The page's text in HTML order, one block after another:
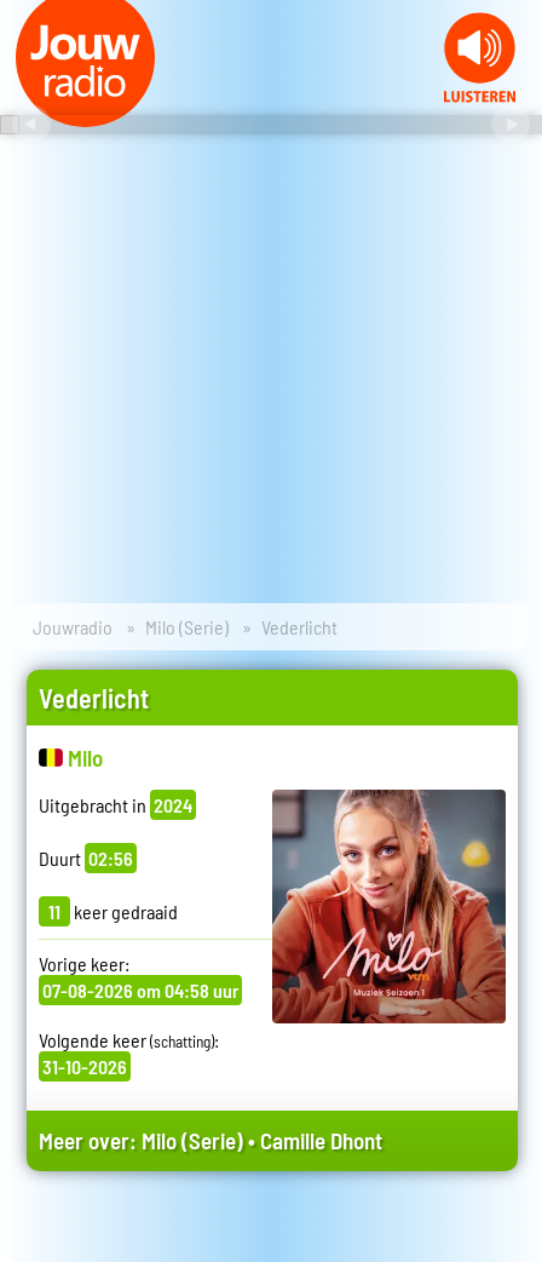
Jouwradio Milo (Serie) Vederlicht
Vederlicht
Milo
Uitgebracht in 2024
Duurt 02:56
11 keer gedraaid
Vorige keer:
07-08-2026 om 04:58 uur
Volgende keer(schatting):
31-10-2026
Meer over: Milo (Serie)•Camille Dhont